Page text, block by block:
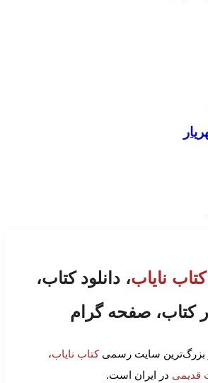
کتاب نایاب، دانلود کتاب،
کتاب، صفحه گرام
بزرگ‌ترین سایت رسمیکتاب نایاب،
قدیمی در ایران است.